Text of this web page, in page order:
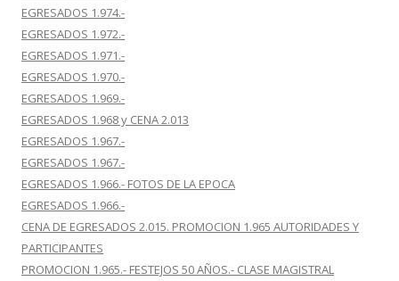
EGRESADOS 1.974.-
EGRESADOS 1.972.-
EGRESADOS 1.971.-
EGRESADOS 1.970.-
EGRESADOS 1.969.-
EGRESADOS 1.968 y CENA 2.013
EGRESADOS 1.967.-
EGRESADOS 1.967.-
EGRESADOS 1.966.- FOTOS DE LA EPOCA
EGRESADOS 1.966.-
CENA DE EGRESADOS 2.015. PROMOCION 1.965 AUTORIDADES Y
PARTICIPANTES
PROMOCION 1.965.- FESTEJOS 50 AÑOS.- CLASE MAGISTRAL